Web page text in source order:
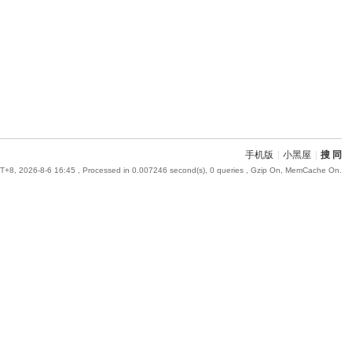
手机版 小黑屋 搜 同
2026-8-6 16:45 , Processed in 0.007246 second(s), 0 queries , Gzip On, MemCache On.